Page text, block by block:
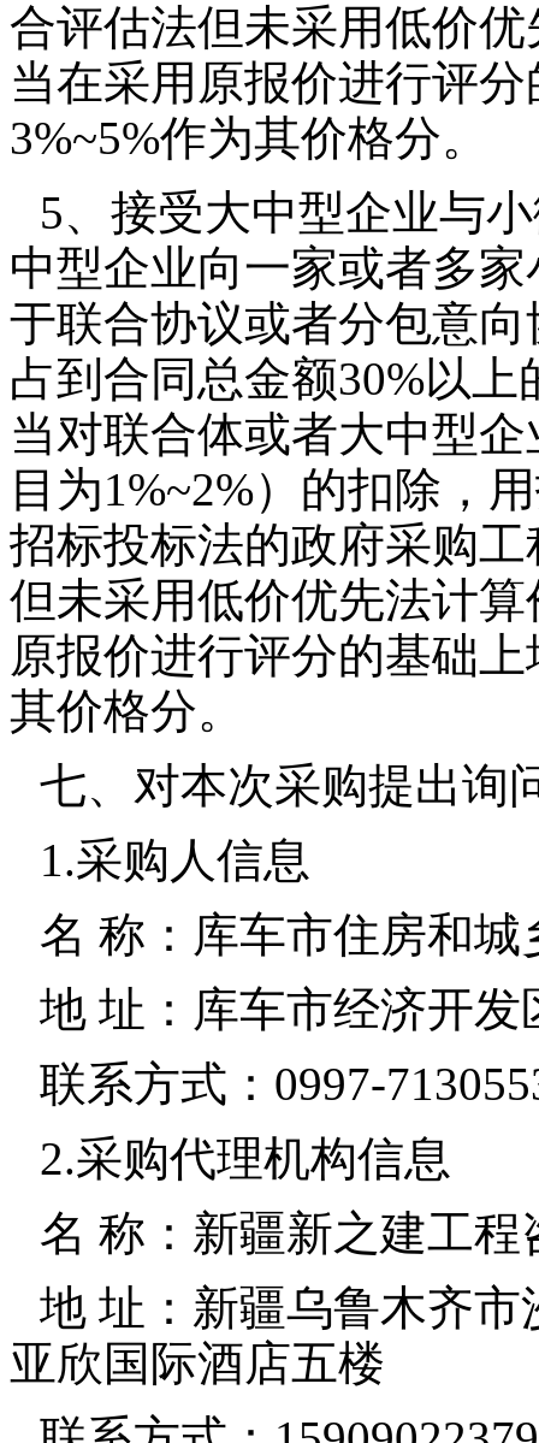
合评估法但未采用低价
当在采用原报价进行评
3%~5%作为其价格分。
5、接受大中型企业与
中型企业向一家或者多
于联合协议或者分包意
占到合同总金额30%以
当对联合体或者大中型
目为1%~2%）的扣除，
招标投标法的政府采购
但未采用低价优先法计
原报价进行评分的基础
其价格分。
七、对本次采购提出询
1.采购人信息
名 称：库车市住房和城
地 址：库车市经济开发
联系方式：0997-
2.采购代理机构信息
名 称：新疆新之建工程
地 址：新疆乌鲁木齐
亚欣国际酒店五楼